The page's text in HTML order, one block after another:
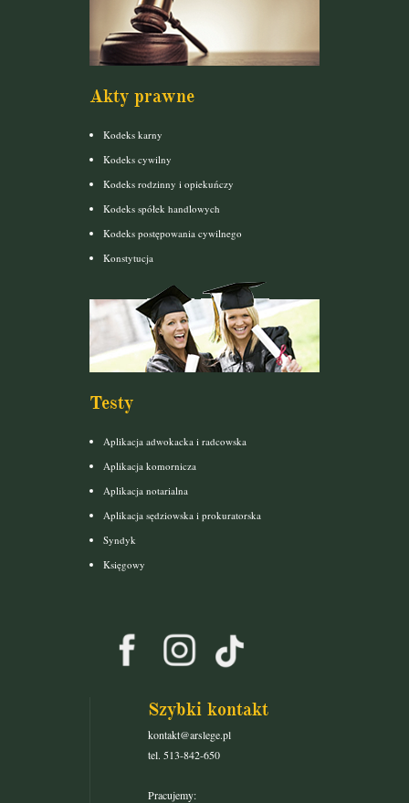
Akty prawne
Kodeks karny
Kodeks cywilny
Kodeks rodzinny i opiekuńczy
Kodeks spółek handlowych
Kodeks postępowania cywilnego
Konstytucja
Testy
Aplikacja adwokacka i radcowska
Aplikacja komornicza
Aplikacja notarialna
Aplikacja sędziowska i prokuratorska
Syndyk
Księgowy
Szybki kontakt
kontakt@arslege.pl
tel. 513-842-650
Pracujemy: